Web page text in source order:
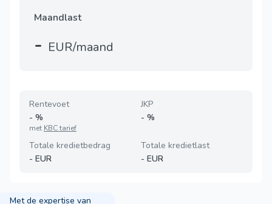
Maandlast
- EUR/maand
Rentevoet
- %
met KBC tarief
JKP
- %
Totale kredietbedrag
- EUR
Totale kredietlast
- EUR
Met de expertise van